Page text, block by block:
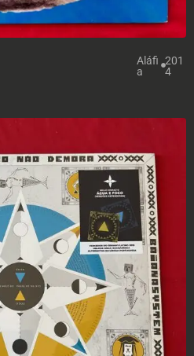
Aláfi
a
201
4